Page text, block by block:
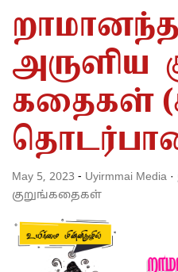
றாமானந்த
அருளிய
கதைகள்
May 5, 2023 - Uyirmmai Media ·
குறுங்கதைகள்